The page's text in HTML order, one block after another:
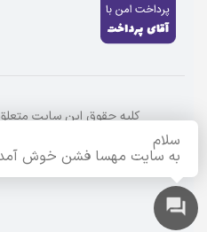
کلیه حقوق این سایت
طراحی و
سلام
به سایت مهسا فشن خوش